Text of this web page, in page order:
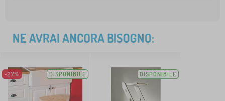
NE AVRAI ANCORA BISOGNO:
-27% DISPONIBILE DISPONIBILE